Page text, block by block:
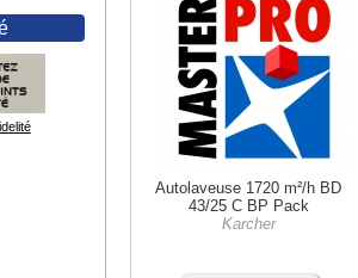
Autolaveuse 1720 m²/h BD
43/25 C BP Pack
Karcher